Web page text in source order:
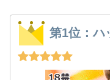
第1位：ハ